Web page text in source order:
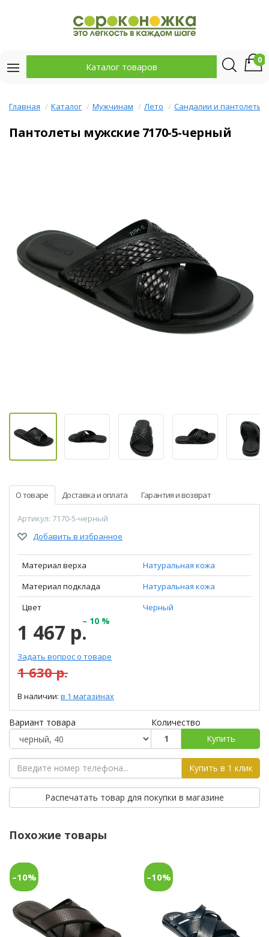
Каталог товаров
0
Главная Каталог Мужчинам Лето Сандалии и пантолеты
Пантолеты мужские 7170-5-черный
О товаре Доставка и оплата Гарантия и возврат
Артикул: 7170-5-черный
Добавить в избранное
Материал верха
Натуральная кожа
Материал подклада
Натуральная кожа
Цвет
Черный
1 467 р.– 10 %
Задать вопрос о товаре
1 630 р.
В наличии: в 1 магазинах
Вариант товара
Количество
Купить
Купить в 1 клик
Распечатать товар для покупки в магазине
Похожие товары
–10% –10%